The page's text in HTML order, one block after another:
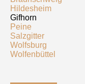
Hildesheim
Gifhorn
Peine
Salzgitter
Wolfsburg
Wolfenbüttel